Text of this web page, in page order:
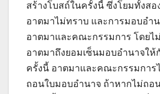
สร้างโบสถ์ในครั้งนี้ ซึ่งโยมทั้งสอ
อาตมาไม่ทราบ และการมอบอำ
อาตมาและคณะกรรมการ โดยไ
อาตมาถึงยอมเซ็นมอบอำนาจใ
ครั้งนี้ อาตมาและคณะกรรมการ
ถอนใบมอบอำนาจ ถ้าหากไม่ถอน